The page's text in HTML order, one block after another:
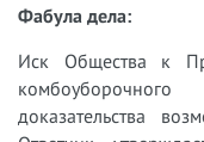
Фабула дела:
Иск Общества к
доказательства